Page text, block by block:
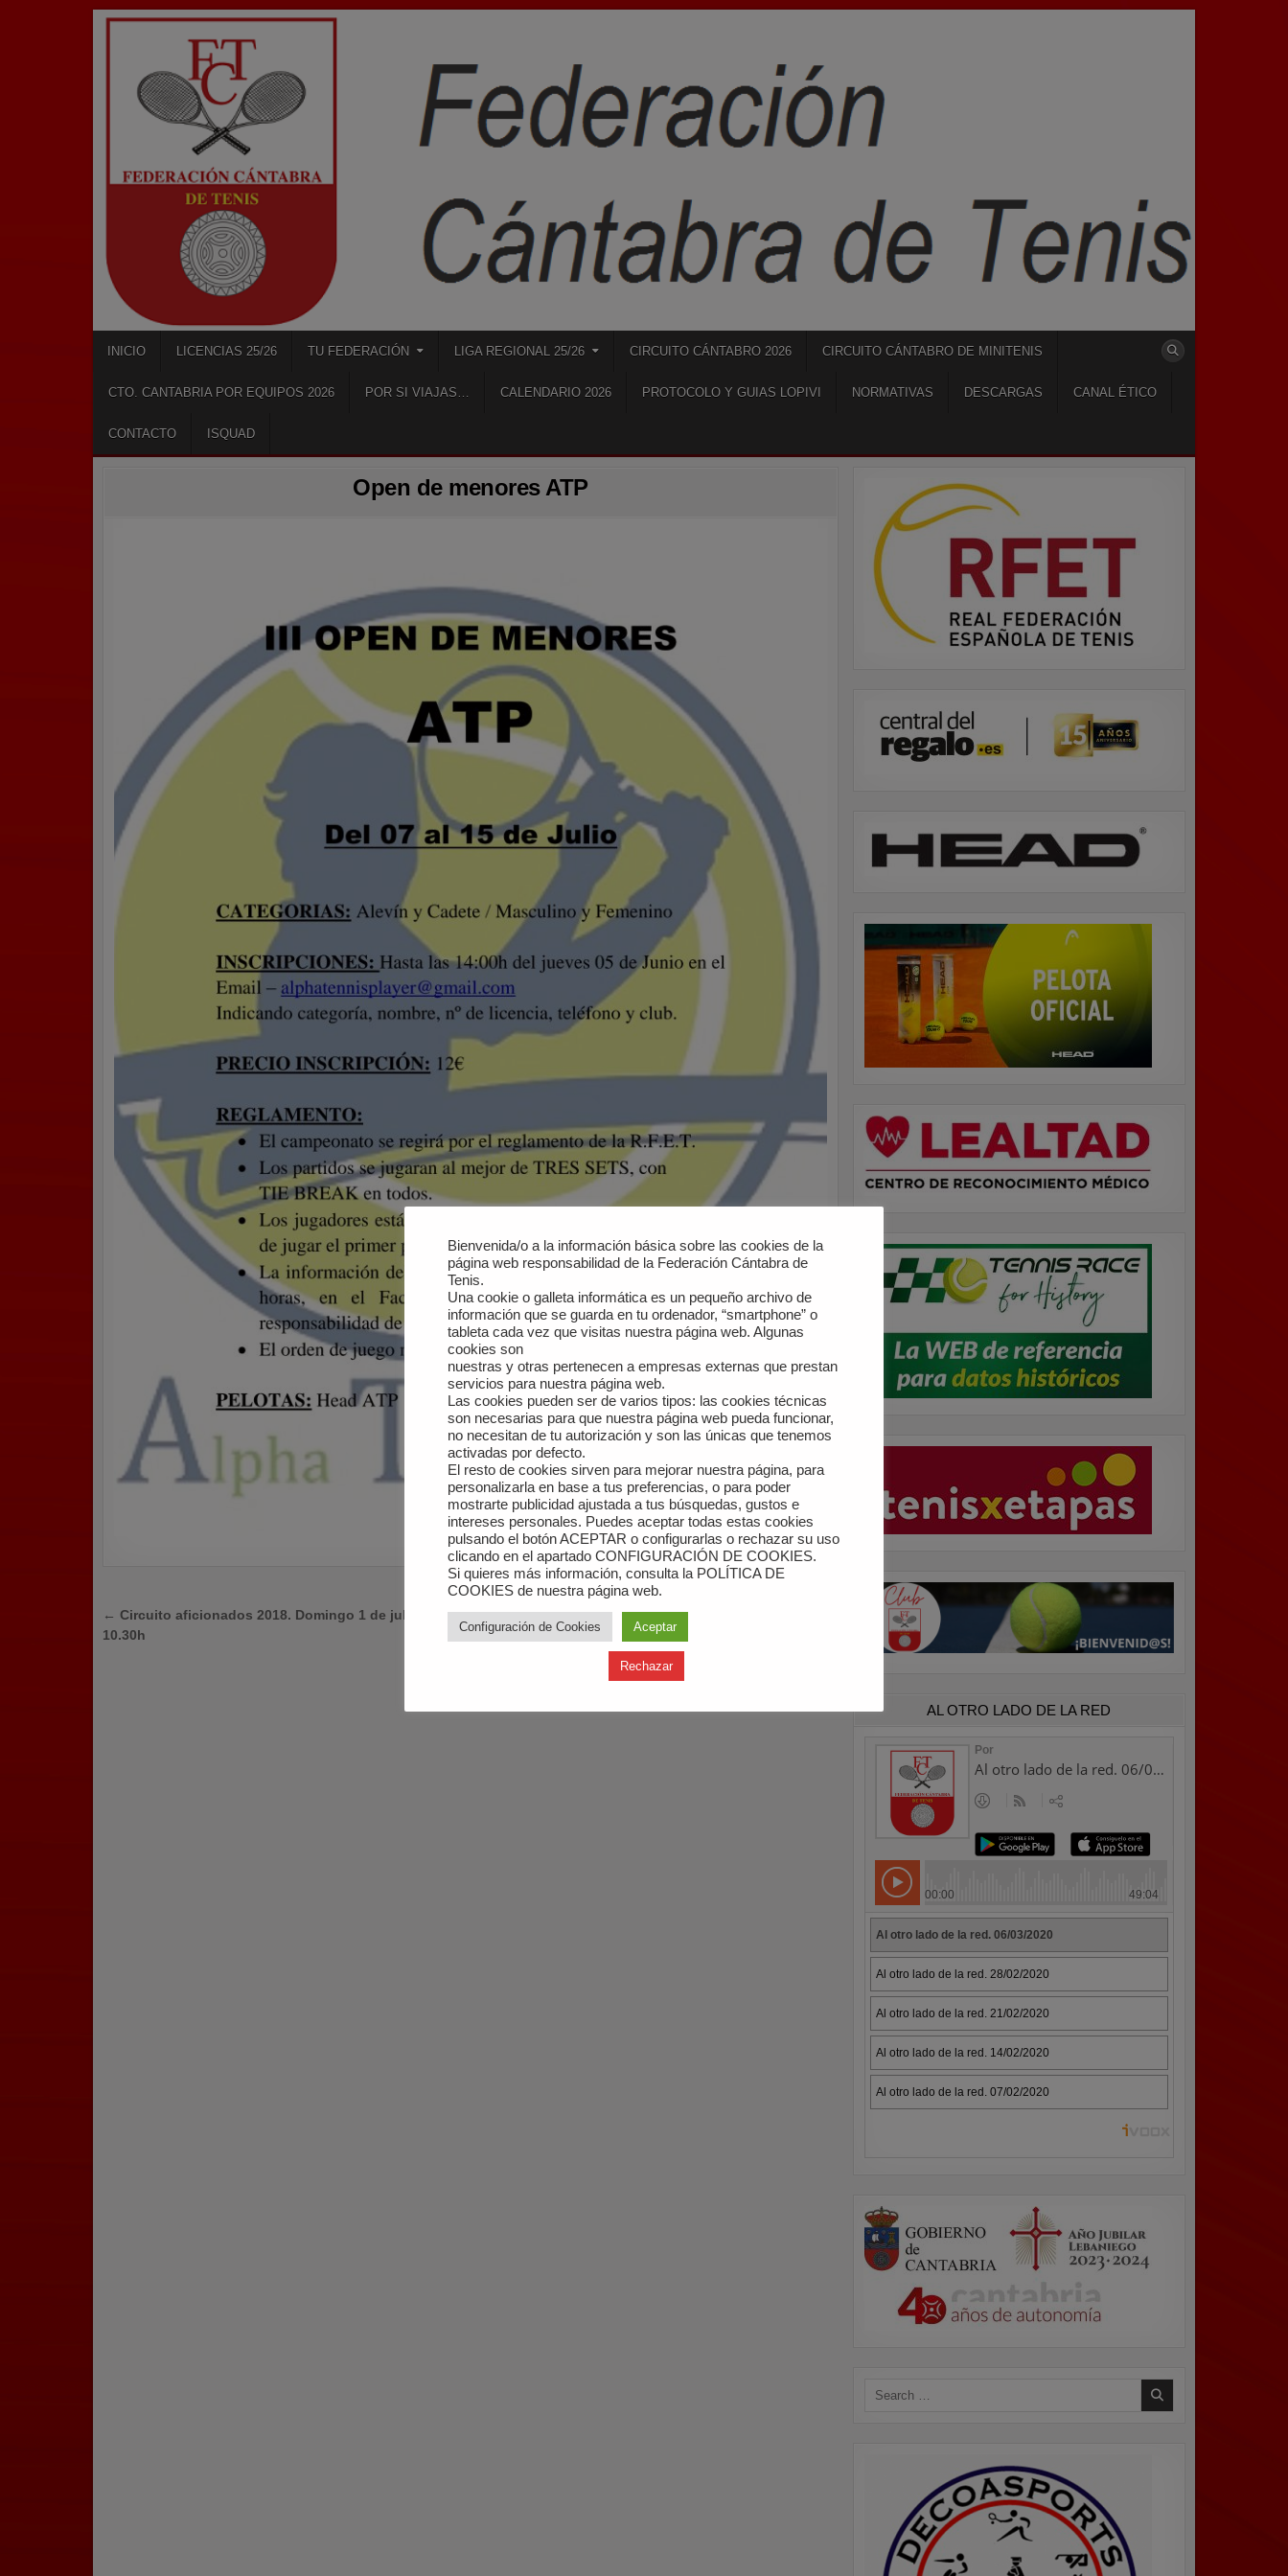
INICIO LICENCIAS 25/26 TU FEDERACIÓN LIGA REGIONAL 25/26 CIRCUITO CÁNTABRO 2026 CIRCUITO CÁNTABRO DE MINITENIS
CTO. CANTABRIA POR EQUIPOS 2026 POR SI VIAJAS… CALENDARIO 2026 PROTOCOLO Y GUIAS LOPIVI NORMATIVAS DESCARGAS CANAL ÉTICO
CONTACTO ISQUAD
Open de menores ATP
Navegación
de
Open Ayuntamiento de Ampuero del 2 al 8 de julio →
← Circuito aficionados 2018. Domingo 1 de julio a las
10.30h
AL OTRO LADO DE LA RED
Search
Bienvenida/o a la información básica sobre las cookies de la
página web responsabilidad de la Federación Cántabra de
Tenis.
Una cookie o galleta informática es un pequeño archivo de
información que se guarda en tu ordenador, “smartphone” o
tableta cada vez que visitas nuestra página web. Algunas
cookies son
nuestras y otras pertenecen a empresas externas que prestan
servicios para nuestra página web.
Las cookies pueden ser de varios tipos: las cookies técnicas
son necesarias para que nuestra página web pueda funcionar,
no necesitan de tu autorización y son las únicas que tenemos
activadas por defecto.
El resto de cookies sirven para mejorar nuestra página, para
personalizarla en base a tus preferencias, o para poder
mostrarte publicidad ajustada a tus búsquedas, gustos e
intereses personales. Puedes aceptar todas estas cookies
pulsando el botón ACEPTAR o configurarlas o rechazar su uso
clicando en el apartado CONFIGURACIÓN DE COOKIES.
Si quieres más información, consulta la POLÍTICA DE
COOKIES de nuestra página web.
Configuración de Cookies Aceptar
Rechazar